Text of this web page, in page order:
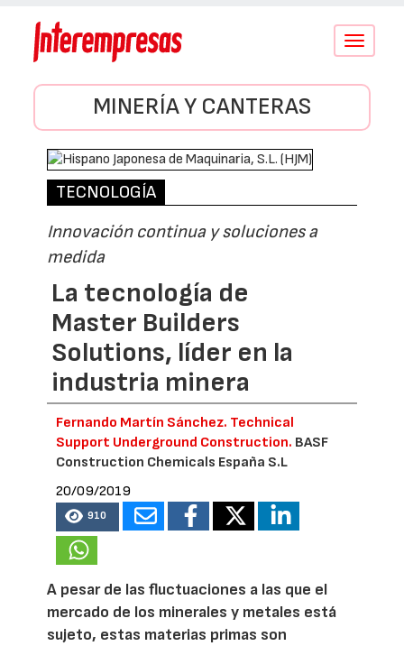
Conmutar
MINERÍA Y CANTERAS
TECNOLOGÍA
Innovación continua y soluciones a
medida
La tecnología de
Master Builders
Solutions, líder en la
industria minera
Fernando Martín Sánchez. Technical
Support Underground Construction. BASF
Construction Chemicals España S.L
20/09/2019
910
A pesar de las fluctuaciones a las que el
mercado de los minerales y metales está
sujeto, estas materias primas son